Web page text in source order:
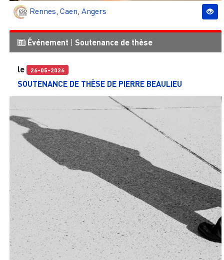
Rennes, Caen, Angers
Événement Soutenance de thèse
le 26-05-2026
SOUTENANCE DE THÈSE DE PIERRE BEAULIEU